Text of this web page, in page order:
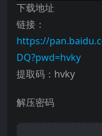
下载地址
链接：
https://
DQ?pwd=hvky
提取码：hvky
解压密码